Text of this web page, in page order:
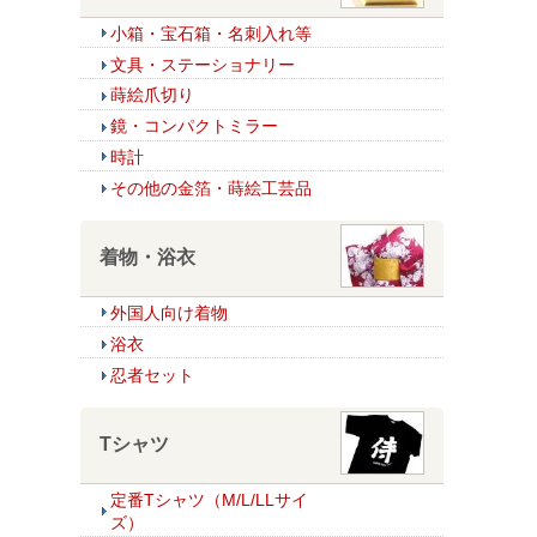
小箱・宝石箱・名刺入れ等
文具・ステーショナリー
蒔絵爪切り
鏡・コンパクトミラー
時計
その他の金箔・蒔絵工芸品
着物・浴衣
外国人向け着物
浴衣
忍者セット
Tシャツ
定番Tシャツ（M/L/LLサイ
ズ）